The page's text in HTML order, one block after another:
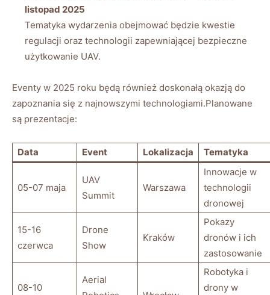
‌listopad 2025
Tematyka⁣ wydarzenia obejmować będzie‍ kwestie
regulacji oraz technologii zapewniającej ⁢bezpieczne
użytkowanie UAV.
Eventy w​ 2025 roku​ będą również doskonałą okazją‌ do
zapoznania się ‍z ​najnowszymi technologiami.Planowane
są prezentacje:
Data Event Lokalizacja Tematyka
05-07⁤ maja
UAV⁢
Summit
Warszawa
Innowacje w
technologii
dronowej
15-16
czerwca
Drone
Show
Kraków
Pokazy
dronów⁣ i ich
zastosowanie
08-10​
Aerial
Robotyka i
drony⁤ w